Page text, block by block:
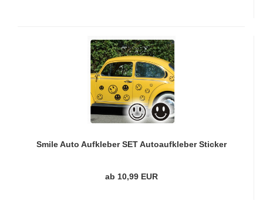
Smile Auto Aufkleber SET Autoaufkleber Sticker
ab 10,99 EUR